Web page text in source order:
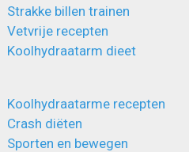
Strakke billen trainen
Vetvrije recepten
Koolhydraatarm dieet
Koolhydraatarme recepten
Crash diëten
Sporten en bewegen